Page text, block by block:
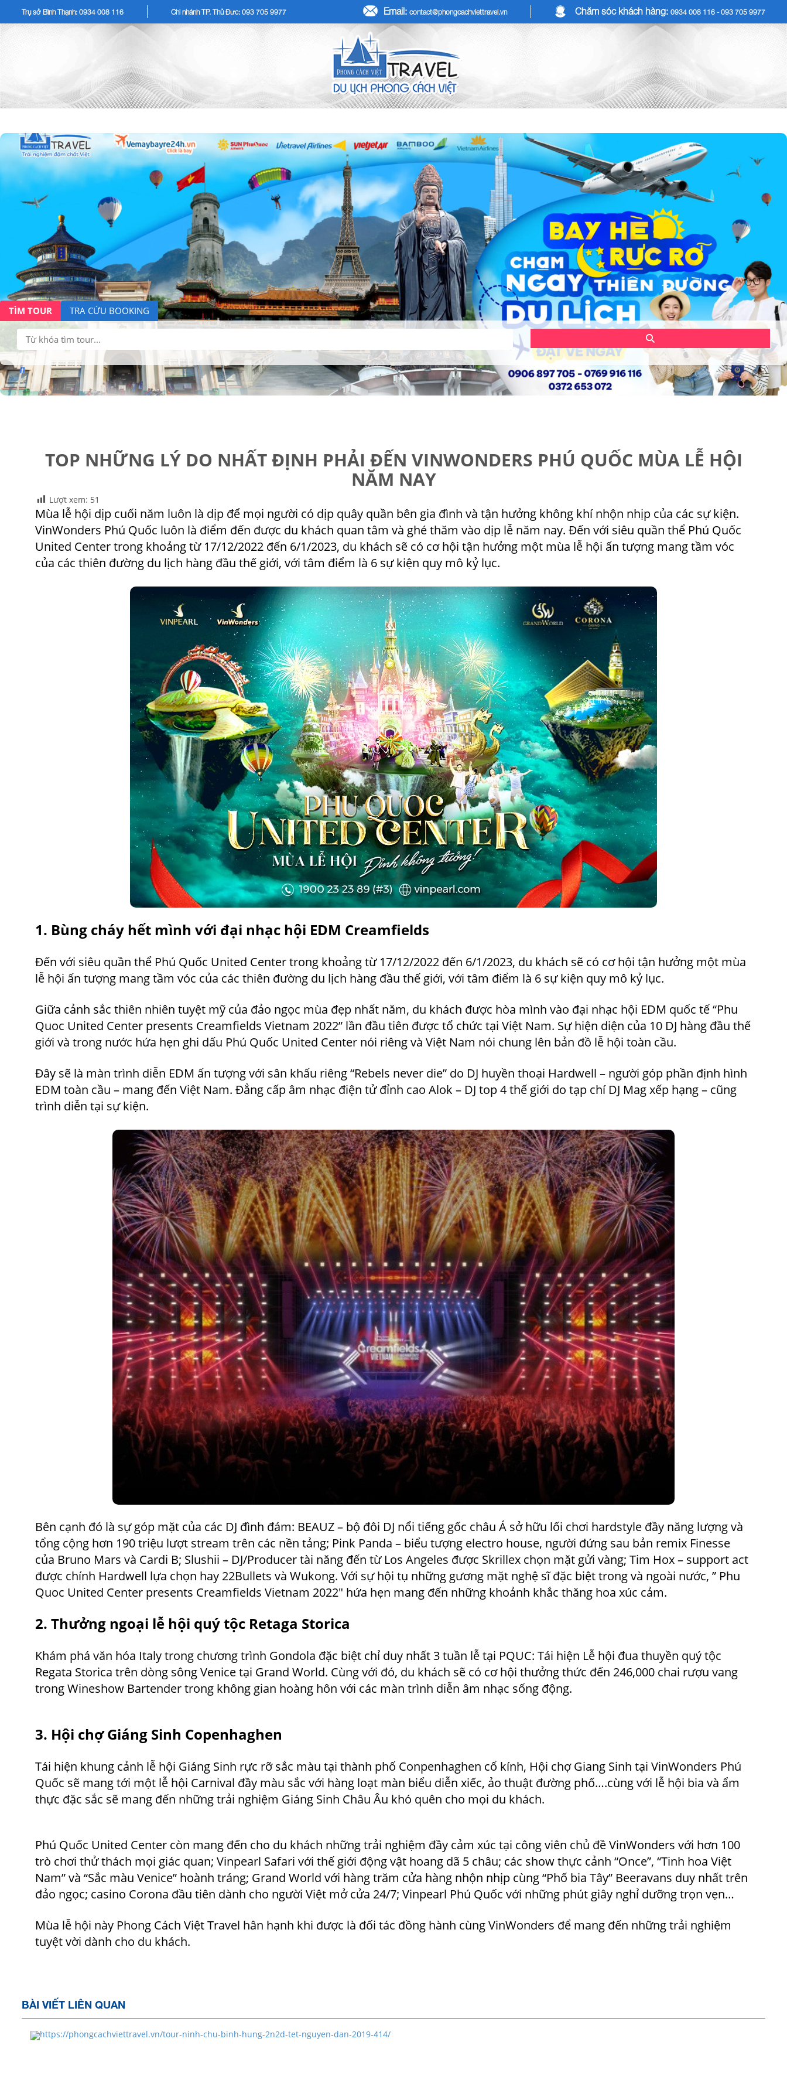
Trụ sở Bình Thạnh: 0934 008 116 Chi nhánh TP. Thủ Đức: 093 705 9977 Email: contact@phongcachviettravel.vn Chăm sóc khách hàng: 0934 008 116 - 093 705 9977
TÌM TOUR TRA CỨU BOOKING
Tìm
kiếm:
TOP NHỮNG LÝ DO NHẤT ĐỊNH PHẢI ĐẾN VINWONDERS PHÚ QUỐC MÙA LỄ HỘI
NĂM NAY
Lượt xem: 51
Mùa lễ hội dịp cuối năm luôn là dịp để mọi người có dịp quây quần bên gia đình và tận hưởng không khí nhộn nhịp của các sự kiện.
VinWonders Phú Quốc luôn là điểm đến được du khách quan tâm và ghé thăm vào dịp lễ năm nay. Đến với siêu quần thể Phú Quốc
United Center trong khoảng từ 17/12/2022 đến 6/1/2023, du khách sẽ có cơ hội tận hưởng một mùa lễ hội ấn tượng mang tầm vóc
của các thiên đường du lịch hàng đầu thế giới, với tâm điểm là 6 sự kiện quy mô kỷ lục.
1. Bùng cháy hết mình với đại nhạc hội EDM Creamfields
Đến với siêu quần thể Phú Quốc United Center trong khoảng từ 17/12/2022 đến 6/1/2023, du khách sẽ có cơ hội tận hưởng một mùa
lễ hội ấn tượng mang tầm vóc của các thiên đường du lịch hàng đầu thế giới, với tâm điểm là 6 sự kiện quy mô kỷ lục.
Giữa cảnh sắc thiên nhiên tuyệt mỹ của đảo ngọc mùa đẹp nhất năm, du khách được hòa mình vào đại nhạc hội EDM quốc tế “Phu
Quoc United Center presents Creamfields Vietnam 2022” lần đầu tiên được tổ chức tại Việt Nam. Sự hiện diện của 10 DJ hàng đầu thế
giới và trong nước hứa hẹn ghi dấu Phú Quốc United Center nói riêng và Việt Nam nói chung lên bản đồ lễ hội toàn cầu.
Đây sẽ là màn trình diễn EDM ấn tượng với sân khấu riêng “Rebels never die” do DJ huyền thoại Hardwell – người góp phần định hình
EDM toàn cầu – mang đến Việt Nam. Đẳng cấp âm nhạc điện tử đỉnh cao Alok – DJ top 4 thế giới do tạp chí DJ Mag xếp hạng – cũng
trình diễn tại sự kiện.
Bên cạnh đó là sự góp mặt của các DJ đình đám: BEAUZ – bộ đôi DJ nổi tiếng gốc châu Á sở hữu lối chơi hardstyle đầy năng lượng và
tổng cộng hơn 190 triệu lượt stream trên các nền tảng; Pink Panda – biểu tượng electro house, người đứng sau bản remix Finesse
của Bruno Mars và Cardi B; Slushii – DJ/Producer tài năng đến từ Los Angeles được Skrillex chọn mặt gửi vàng; Tim Hox – support act
được chính Hardwell lựa chọn hay 22Bullets và Wukong. Với sự hội tụ những gương mặt nghệ sĩ đặc biệt trong và ngoài nước, ” Phu
Quoc United Center presents Creamfields Vietnam 2022″ hứa hẹn mang đến những khoảnh khắc thăng hoa xúc cảm.
2. Thưởng ngoại lễ hội quý tộc Retaga Storica
Khám phá văn hóa Italy trong chương trình Gondola đặc biệt chỉ duy nhất 3 tuần lễ tại PQUC: Tái hiện Lễ hội đua thuyền quý tộc
Regata Storica trên dòng sông Venice tại Grand World. Cùng với đó, du khách sẽ có cơ hội thưởng thức đến 246,000 chai rượu vang
trong Wineshow Bartender trong không gian hoàng hôn với các màn trình diễn âm nhạc sống động.
3. Hội chợ Giáng Sinh Copenhaghen
Tái hiện khung cảnh lễ hội Giáng Sinh rực rỡ sắc màu tại thành phố Conpenhaghen cổ kính, Hội chợ Giang Sinh tại VinWonders Phú
Quốc sẽ mang tới một lễ hội Carnival đầy màu sắc với hàng loạt màn biểu diễn xiếc, ảo thuật đường phố….cùng với lễ hội bia và ẩm
thực đặc sắc sẽ mang đến những trải nghiệm Giáng Sinh Châu Âu khó quên cho mọi du khách.
Phú Quốc United Center còn mang đến cho du khách những trải nghiệm đầy cảm xúc tại công viên chủ đề VinWonders với hơn 100
trò chơi thử thách mọi giác quan; Vinpearl Safari với thế giới động vật hoang dã 5 châu; các show thực cảnh “Once”, “Tinh hoa Việt
Nam” và “Sắc màu Venice” hoành tráng; Grand World với hàng trăm cửa hàng nhộn nhịp cùng “Phố bia Tây” Beeravans duy nhất trên
đảo ngọc; casino Corona đầu tiên dành cho người Việt mở cửa 24/7; Vinpearl Phú Quốc với những phút giây nghỉ dưỡng trọn vẹn…
Mùa lễ hội này Phong Cách Việt Travel hân hạnh khi được là đối tác đồng hành cùng VinWonders để mang đến những trải nghiệm
tuyệt vời dành cho du khách.
BÀI VIẾT LIÊN QUAN